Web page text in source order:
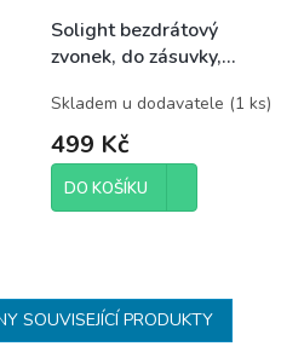
Solight bezdrátový
zvonek, do zásuvky,
Skladem u dodavatele (1 ks)
499 Kč
DO KOŠÍKU
SOUVISEJÍCÍ PRODUKTY